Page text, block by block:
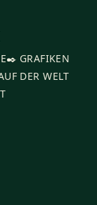
✒️ GRAFIKEN
DER WELT